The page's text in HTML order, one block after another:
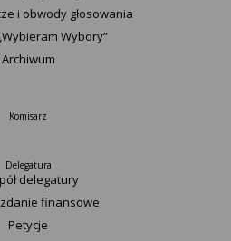
i obwody głosowania
Wybory”
Archiwum
Komisarz
Delegatura
delegatury
finansowe
Petycje